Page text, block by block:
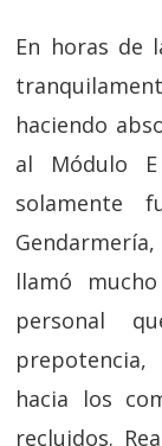
En horas de
haciendo
al Módulo
solamente
llamó
personal
hacia los
recluidos.